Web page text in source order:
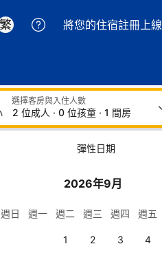
將您的住宿註冊上線
彈性日期
2026年9月
週日 週一 週二 週三 週四 週五
1 2 3 4
選擇客房與入住人數
2 位成人 · 0 位孩童 · 1 間房